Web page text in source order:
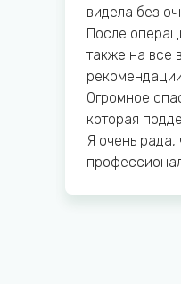
видела без
После
также на все
Огромное
которая
Я очень рада,